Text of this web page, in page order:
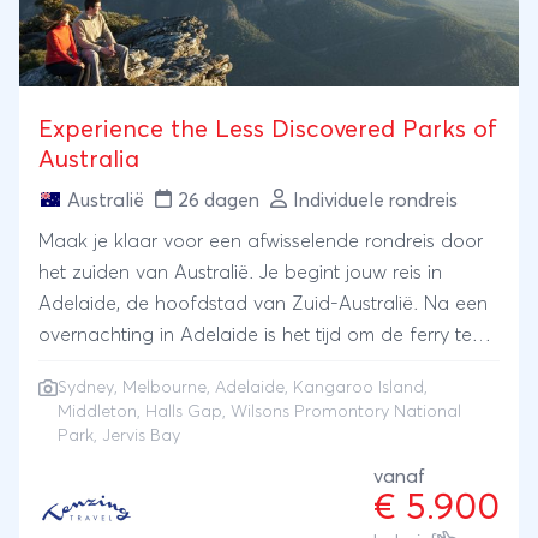
Experience the Less Discovered Parks of
Australia
Australië 26 dagen Individuele rondreis
Maak je klaar voor een afwisselende rondreis door
het zuiden van Australië. Je begint jouw reis in
Adelaide, de hoofdstad van Zuid-Australië. Na een
overnachting in Adelaide is het tijd om de ferry te
zoals kangoeroes, koala’s, pinguïns en zeeleeuwen.
Vervolgens bezoek je Middleton en Halls Gap.
maken, terwijl je geniet van de schitterende
uitzichten om je heen. Ontdek in het charmante
Sydney, Melbourne, Adelaide, Kangaroo Island,
Middleton, Halls Gap, Wilsons Promontory National
Park, Jervis Bay
vanaf
€ 5.900